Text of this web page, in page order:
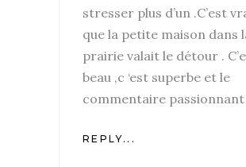
stresser plus d’un .C’est
que la petite maison dans
prairie valait le détour .
beau ,c ‘est superbe et le
commentaire passionnant
REPLY...